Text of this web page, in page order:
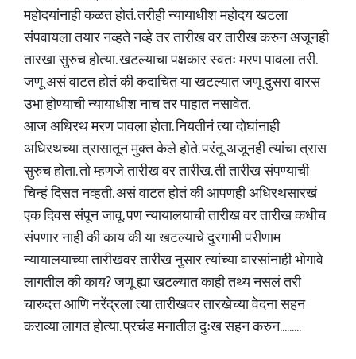
महोदयांनाही कळत होतं. तरीही न्यायाधीश महोदय खटला
संपवायला तयार नव्हते नव्हे तर तारीख वर तारीख करुन अजूनही
तारखा सुरुच होत्या. खटल्याचा पक्षकार स्वतः मरण पावला तरी.
जणू असं वाटत होतं की कदाचित या खटल्यात जणू दुसरा वारस
उभा होण्याची न्यायाधीश नाच तर पाहात नसावेत.
आज अधिरथ मरण पावला होता. नियतीनं त्या दोघांनाही
अधिरथच्या त्रासातून मुक्त केले होते. परंतू अजूनही त्यांचा त्रास
सुरुच होता. तो म्हणजे तारीख वर तारीख. ती तारीख संपण्याची
चिन्हं दिसत नव्हती. असं वाटत होतं की आपणही अधिरथसारखं
एक दिवस संपून जावू. पण न्यायालयाची तारीख वर तारीख कधीच
संपणार नाही की काय की या खटल्याचे दुरगामी परीणाम
न्यायालयाच्या तारीखवर तारीख नुसार त्यांच्या वारसांनाही भोगावे
लागतील की काय? जणू ह्या खटल्यात काही तथ्य नसलं तरी
चारुदत्त आणि नरेंद्रला त्या तारीखवर तारखेच्या वेदना सहन
कराव्या लागत होत्या. प्रचंड मनातील दुःख सहन करुन.........